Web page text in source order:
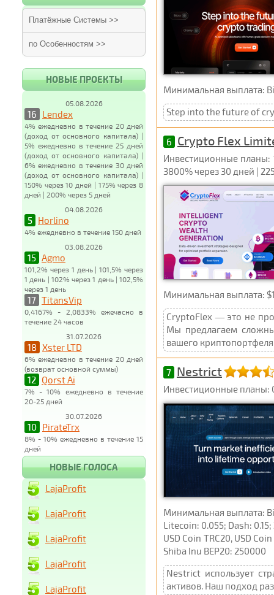
Платёжные Системы >>
по Особенностям >>
НОВЫЕ ПРОЕКТЫ
05.08.2026
16 Lendex
4% ежедневно в течение 20 дней
(доход от основного капитала) |
5% ежедневно в течение 25 дней
(доход от основного капитала) |
6% ежедневно в течение 30 дней
(доход от основного капитала) |
150% через 10 дней | 175% через 8
дней | 200% через 5 дней
04.08.2026
5 Horlino
4% ежедневно в течение 150 дней
03.08.2026
15 Agmo
101,2% через 1 день | 101,5% через
1 день | 102% через 1 день | 102,5%
через 1 день
17 TitansVip
0,4167% - 2,0833% ежечасно в
течение 24 часов
31.07.2026
18 Xster LTD
6% ежедневно в течение 20 дней
(возврат основной суммы)
12 Qorst Ai
7% - 10% ежедневно в течение
20-25 дней
30.07.2026
10 PirateTrx
8% - 10% ежедневно в течение 15
дней
Минимальная выплата:
Step into the future of
6 Crypto Flex
Инвестиционные планы:
3800% через 30 дней |
Минимальная выплата:
CryptoFlex — это не
Мы предлагаем
вашего
7 Nestrict
Инвестиционные планы:
Минимальная выплата:
Litecoin: 0.055; Dash:
USD Coin TRC20, USD
Shiba Inu BEP20: 250000
Nestrict использует
активов. Наш подход
НОВЫЕ ГОЛОСА
LajaProfit
LajaProfit
LajaProfit
LajaProfit
LajaProfit